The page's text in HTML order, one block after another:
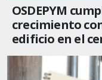
OSDEPYM
crecimiento
edificio en el